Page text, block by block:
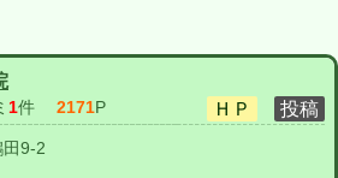
1件 2171P
9-2